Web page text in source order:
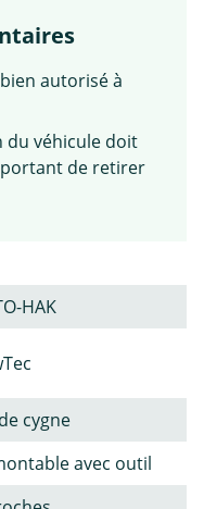
autorisé à
véhicule doit
de retirer
HAK
cygne
avec outil